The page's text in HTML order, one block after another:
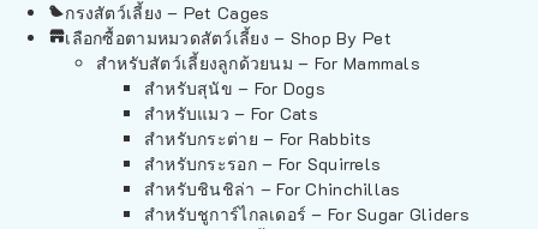
กรงสัตว์เลี้ยง – Pet Cages
เลือกซื้อตามหมวดสัตว์เลี้ยง – Shop By Pet
สำหรับสัตว์เลี้ยงลูกด้วยนม – For Mammals
สำหรับสุนัข – For Dogs
สำหรับแมว – For Cats
สำหรับกระต่าย – For Rabbits
สำหรับกระรอก – For Squirrels
สำหรับชินชิล่า – For Chinchillas
สำหรับชูการ์ไกลเดอร์ – For Sugar Gliders